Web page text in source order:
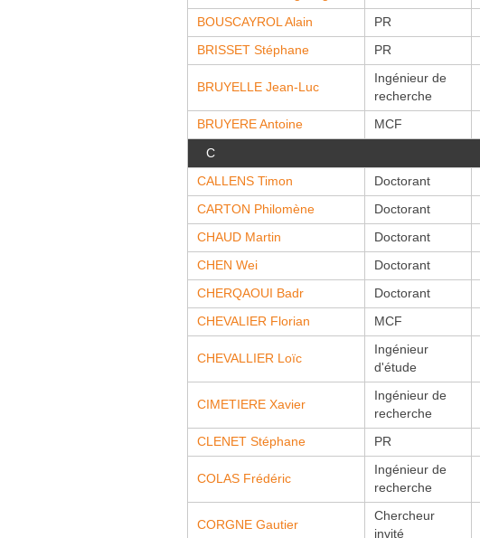
BOUSCAYROL Alain PR
BRISSET Stéphane PR
BRUYELLE Jean-Luc
Ingénieur de
recherche
BRUYERE Antoine MCF
C
CALLENS Timon Doctorant
CARTON Philomène Doctorant
CHAUD Martin Doctorant
CHEN Wei Doctorant
CHERQAOUI Badr Doctorant
CHEVALIER Florian MCF
CHEVALLIER Loïc
Ingénieur
d'étude
CIMETIERE Xavier
Ingénieur de
recherche
CLENET Stéphane PR
COLAS Frédéric
Ingénieur de
recherche
CORGNE Gautier
Chercheur
invité